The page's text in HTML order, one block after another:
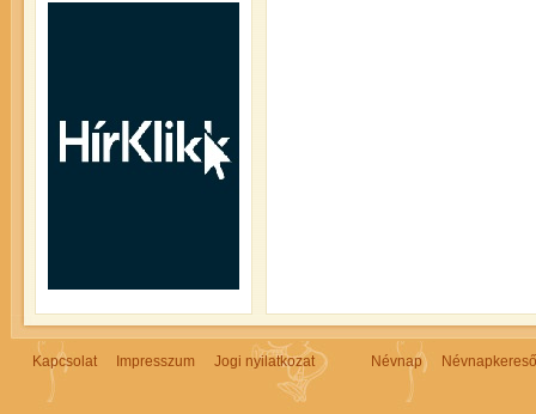
Kapcsolat Impresszum Jogi nyilatkozat Névnap Névnapkereső